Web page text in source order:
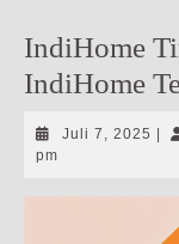
IndiHome
IndiHome
Juli 7, 2025 Juli
pm